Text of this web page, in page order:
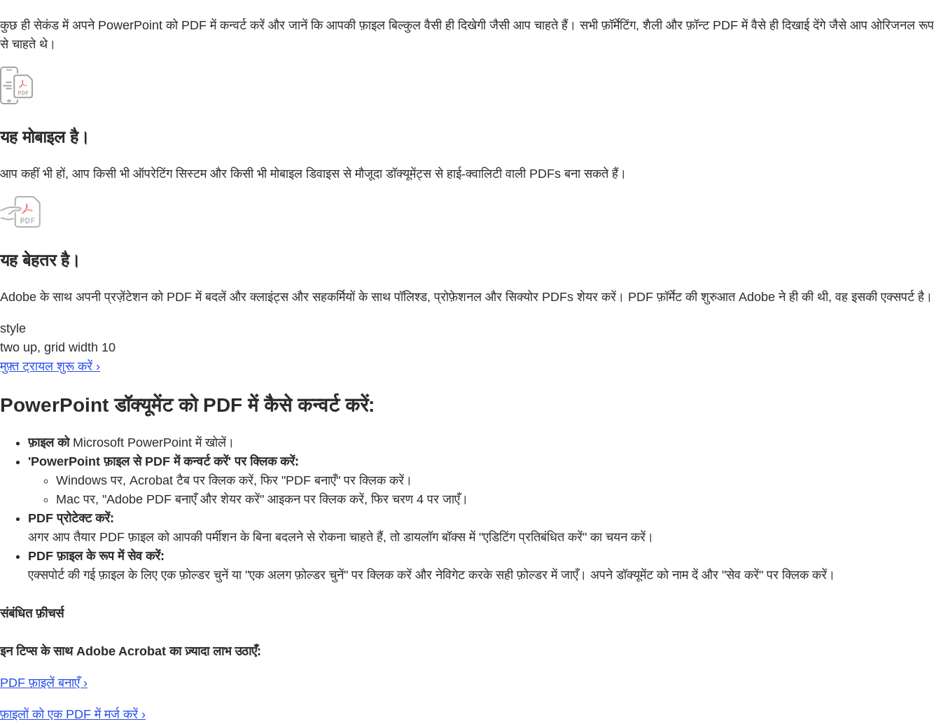
कुछ ही सेकंड में अपने PowerPoint को PDF में कन्वर्ट करें और जानें कि आपकी फ़ाइल बिल्कुल वैसी ही दिखेगी जैसी आप चाहते हैं। सभी फ़ॉर्मेटिंग, शैली और फ़ॉन्ट PDF में वैसे ही दिखाई देंगे जैसे आप ओरिजनल रूप
से चाहते थे।
यह मोबाइल है।
आप कहीं भी हों, आप किसी भी ऑपरेटिंग सिस्टम और किसी भी मोबाइल डिवाइस से मौजूदा डॉक्यूमेंट्स से हाई-क्वालिटी वाली PDFs बना सकते हैं।
यह बेहतर है।
Adobe के साथ अपनी प्रज़ेंटेशन को PDF में बदलें और क्लाइंट्स और सहकर्मियों के साथ पॉलिश्ड, प्रोफ़ेशनल और सिक्योर PDFs शेयर करें। PDF फ़ॉर्मेट की शुरुआत Adobe ने ही की थी, वह इसकी एक्सपर्ट है।
style
two up, grid width 10
मुफ़्त ट्रायल शुरू करें ›
PowerPoint डॉक्यूमेंट को PDF में कैसे कन्वर्ट करें:
फ़ाइल कोMicrosoft PowerPoint में खोलें।
'PowerPoint फ़ाइल से PDF में कन्वर्ट करें' पर क्लिक करें:
Windows पर, Acrobat टैब पर क्लिक करें, फिर "PDF बनाएँ" पर क्लिक करें।
Mac पर, "Adobe PDF बनाएँ और शेयर करें" आइकन पर क्लिक करें, फिर चरण 4 पर जाएँ।
PDF प्रोटेक्ट करें:
अगर आप तैयार PDF फ़ाइल को आपकी पर्मीशन के बिना बदलने से रोकना चाहते हैं, तो डायलॉग बॉक्स में "एडिटिंग प्रतिबंधित करें" का चयन करें।
PDF फ़ाइल के रूप में सेव करें:
एक्सपोर्ट की गई फ़ाइल के लिए एक फ़ोल्डर चुनें या "एक अलग फ़ोल्डर चुनें" पर क्लिक करें और नेविगेट करके सही फ़ोल्डर में जाएँ। अपने डॉक्यूमेंट को नाम दें और "सेव करें" पर क्लिक करें।
संबंधित फ़ीचर्स
इन टिप्स के साथ Adobe Acrobat का ज़्यादा लाभ उठाएँ:
PDF फ़ाइलें बनाएँ ›
फ़ाइलों को एक PDF में मर्ज करें ›